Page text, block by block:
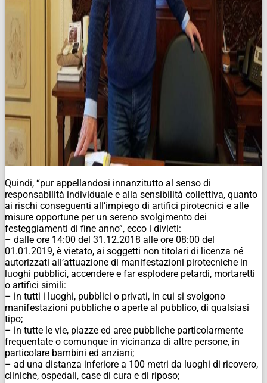
Quindi, “pur appellandosi innanzitutto al senso di
responsabilità individuale e alla sensibilità collettiva, quanto
ai rischi conseguenti all’impiego di artifici pirotecnici e alle
misure opportune per un sereno svolgimento dei
festeggiamenti di fine anno”, ecco i divieti:
– dalle ore 14:00 del 31.12.2018 alle ore 08:00 del
01.01.2019, è vietato, ai soggetti non titolari di licenza né
autorizzati all’attuazione di manifestazioni pirotecniche in
luoghi pubblici, accendere e far esplodere petardi, mortaretti
o artifici simili:
– in tutti i luoghi, pubblici o privati, in cui si svolgono
manifestazioni pubbliche o aperte al pubblico, di qualsiasi
tipo;
– in tutte le vie, piazze ed aree pubbliche particolarmente
frequentate o comunque in vicinanza di altre persone, in
particolare bambini ed anziani;
– ad una distanza inferiore a 100 metri da luoghi di ricovero,
cliniche, ospedali, case di cura e di riposo;